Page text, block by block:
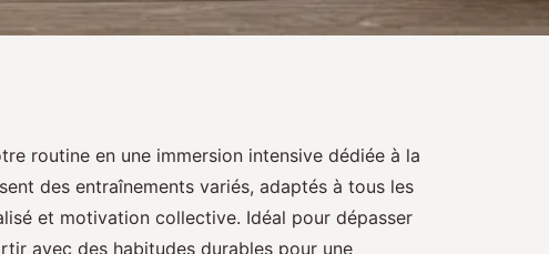
au
routine en une immersion intensive dédiée à la
des entraînements variés, adaptés à tous les
et motivation collective. Idéal pour dépasser
avec des habitudes durables pour une